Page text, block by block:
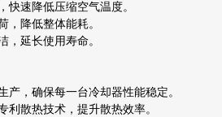
快速降低压缩空气温度。
，降低整体能耗。
，延长使用寿命。
产，确保每一台冷却器性能稳定。
利散热技术，提升散热效率。